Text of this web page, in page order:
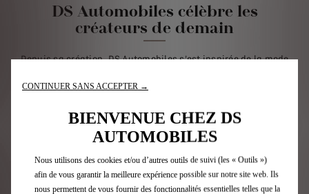
DS Automobiles célèbre les
créateurs de demain
Depuis sa création, DS Automobiles s’est inspirée de la mode
Au travers de deux Edito « Un autre regard », la marque DS a
Boyarovskaya, Mossi Traore.
Thebe Magugu a étudié le design, la mode et la
photographie à la prestigieuse école de mode LISOF de
CONTINUER SANS ACCEPTER →
BIENVENUE CHEZ DS
AUTOMOBILES
Nous utilisons des cookies et/ou d’autres outils de suivi (les « Outils »)
afin de vous garantir la meilleure expérience possible sur notre site web. Ils
nous permettent de vous fournir des fonctionnalités essentielles telles que la